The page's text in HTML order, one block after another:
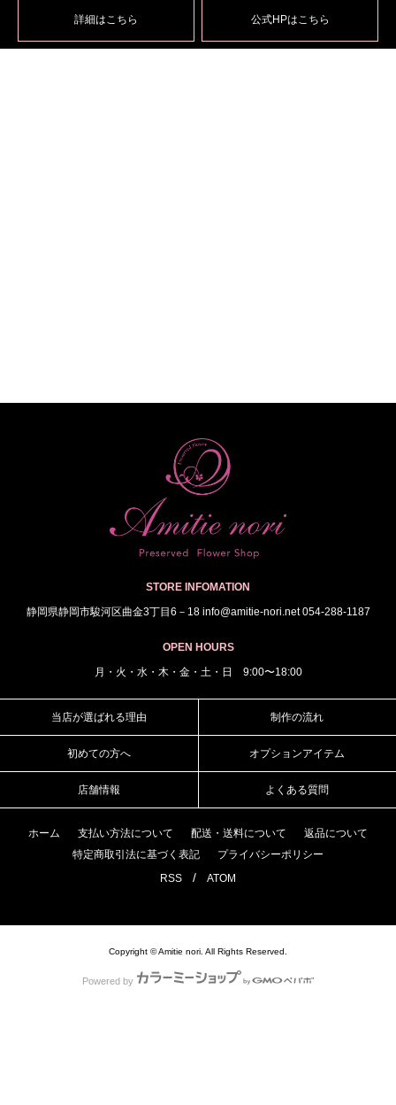
詳細はこちら 公式HPはこちら
STORE INFOMATION
静岡県静岡市駿河区曲金3丁目6－18 info@amitie-nori.net 054-288-1187
OPEN HOURS
月・火・水・木・金・土・日 9:00〜18:00
当店が選ばれる理由 制作の流れ
初めての方へ オプションアイテム
店舗情報 よくある質問
ホーム 支払い方法について 配送・送料について
返品について
特定商取引法に基づく表記
プライバシーポリシー
RSS
/ ATOM
Copyright © Amitie nori. All Rights Reserved.
Powered by